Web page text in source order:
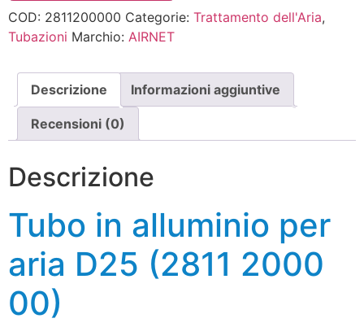
COD: 2811200000 Categorie: Trattamento dell'Aria,
Tubazioni Marchio: AIRNET
Descrizione Informazioni aggiuntive
Recensioni (0)
Descrizione
Tubo in alluminio per
aria D25 (2811 2000
00)